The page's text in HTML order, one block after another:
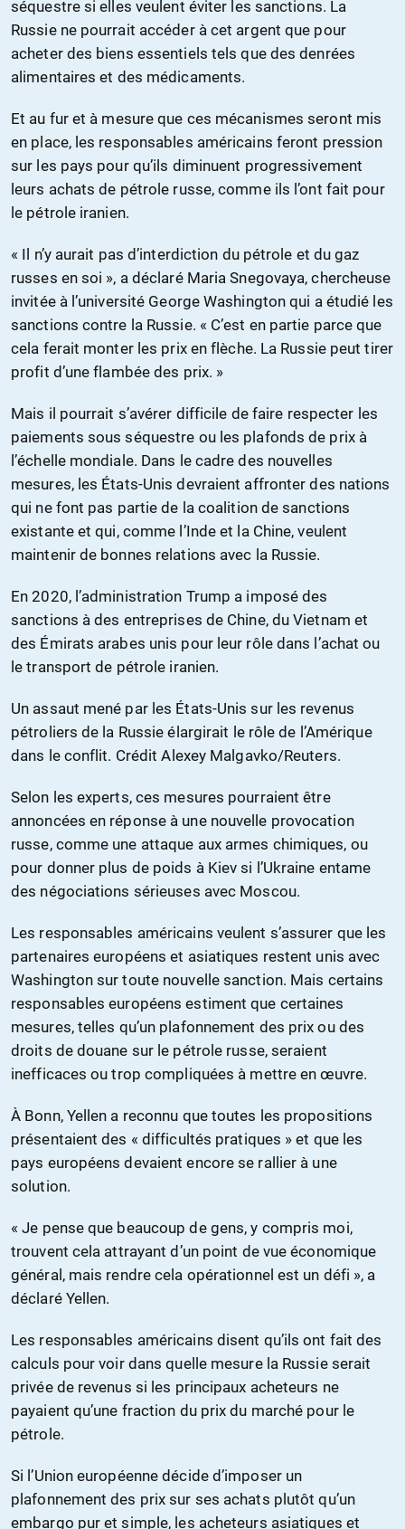
séquestre si elles veulent éviter les sanctions. La
Russie ne pourrait accéder à cet argent que pour
acheter des biens essentiels tels que des denrées
alimentaires et des médicaments.
Et au fur et à mesure que ces mécanismes seront mis
en place, les responsables américains feront pression
sur les pays pour qu’ils diminuent progressivement
leurs achats de pétrole russe, comme ils l’ont fait pour
le pétrole iranien.
« Il n’y aurait pas d’interdiction du pétrole et du gaz
russes en soi », a déclaré Maria Snegovaya, chercheuse
invitée à l’université George Washington qui a étudié les
sanctions contre la Russie. « C’est en partie parce que
cela ferait monter les prix en flèche. La Russie peut tirer
profit d’une flambée des prix. »
Mais il pourrait s’avérer difficile de faire respecter les
paiements sous séquestre ou les plafonds de prix à
l’échelle mondiale. Dans le cadre des nouvelles
mesures, les États-Unis devraient affronter des nations
qui ne font pas partie de la coalition de sanctions
existante et qui, comme l’Inde et la Chine, veulent
maintenir de bonnes relations avec la Russie.
En 2020, l’administration Trump a imposé des
sanctions à des entreprises de Chine, du Vietnam et
des Émirats arabes unis pour leur rôle dans l’achat ou
le transport de pétrole iranien.
Un assaut mené par les États-Unis sur les revenus
pétroliers de la Russie élargirait le rôle de l’Amérique
dans le conflit. Crédit Alexey Malgavko/Reuters.
Selon les experts, ces mesures pourraient être
annoncées en réponse à une nouvelle provocation
russe, comme une attaque aux armes chimiques, ou
pour donner plus de poids à Kiev si l’Ukraine entame
des négociations sérieuses avec Moscou.
Les responsables américains veulent s’assurer que les
partenaires européens et asiatiques restent unis avec
Washington sur toute nouvelle sanction. Mais certains
responsables européens estiment que certaines
mesures, telles qu’un plafonnement des prix ou des
droits de douane sur le pétrole russe, seraient
inefficaces ou trop compliquées à mettre en œuvre.
À Bonn, Yellen a reconnu que toutes les propositions
présentaient des « difficultés pratiques » et que les
pays européens devaient encore se rallier à une
solution.
« Je pense que beaucoup de gens, y compris moi,
trouvent cela attrayant d’un point de vue économique
général, mais rendre cela opérationnel est un défi », a
déclaré Yellen.
Les responsables américains disent qu’ils ont fait des
calculs pour voir dans quelle mesure la Russie serait
privée de revenus si les principaux acheteurs ne
payaient qu’une fraction du prix du marché pour le
pétrole.
Si l’Union européenne décide d’imposer un
plafonnement des prix sur ses achats plutôt qu’un
embargo pur et simple, les acheteurs asiatiques et